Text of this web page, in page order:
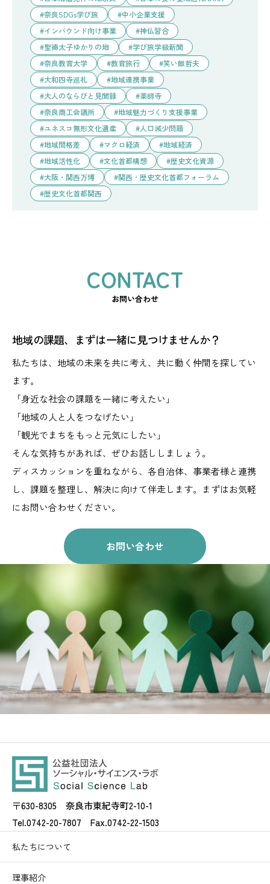
奈良SDGs学び旅
中小企業支援
インバウンド向け事業
神仏習合
聖徳太子ゆかりの地
学び旅学級新聞
奈良教育大学
教育旅行
笑い飯哲夫
大和四寺巡礼
地域連携事業
大人のならびと見聞録
薬師寺
奈良商工会議所
地域魅力づくり支援事業
ユネスコ無形文化遺産
人口減少問題
地域間格差
マクロ経済
地域経済
地域活性化
文化首都構想
歴史文化資源
大阪・関西万博
関西・歴史文化首都フォーラム
歴史文化首都関西
お問い合わせ
地域の課題、まずは一緒に見つけませんか？
私たちは、地域の未来を共に考え、共に動く仲間を探してい
ます。
「身近な社会の課題を一緒に考えたい」
「地域の人と人をつなげたい」
「観光でまちをもっと元気にしたい」
そんな気持ちがあれば、ぜひお話ししましょう。
ディスカッションを重ねながら、 各自治体、事業者様と連携
し、課題を整理し、解決に向けて伴走します。
まずはお気軽
にお問い合わせください。
お問い合わせ
〒630-8305 奈良市東紀寺町2-10-1
Tel.0742-20-7807 Fax.0742-22-1503
私たちについて
理事紹介